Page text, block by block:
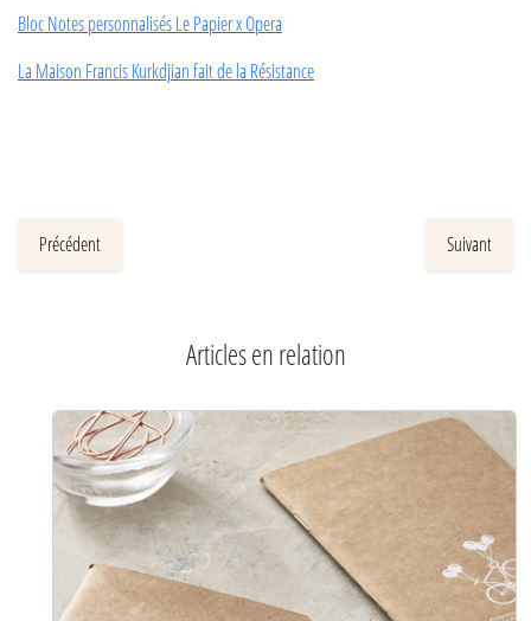
Bloc Notes personnalisés Le Papier x Opera
La Maison Francis Kurkdjian fait de la Résistance
Précédent Suivant
Articles en relation